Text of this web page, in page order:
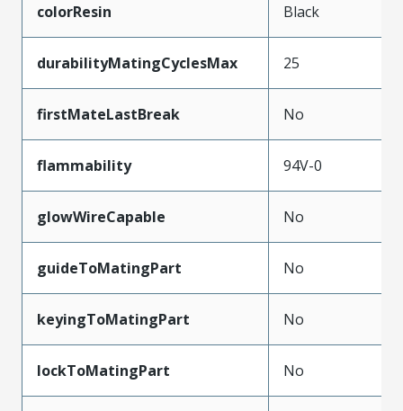
colorResin Black
durabilityMatingCyclesMax 25
firstMateLastBreak No
flammability 94V-0
glowWireCapable No
guideToMatingPart No
keyingToMatingPart No
lockToMatingPart No